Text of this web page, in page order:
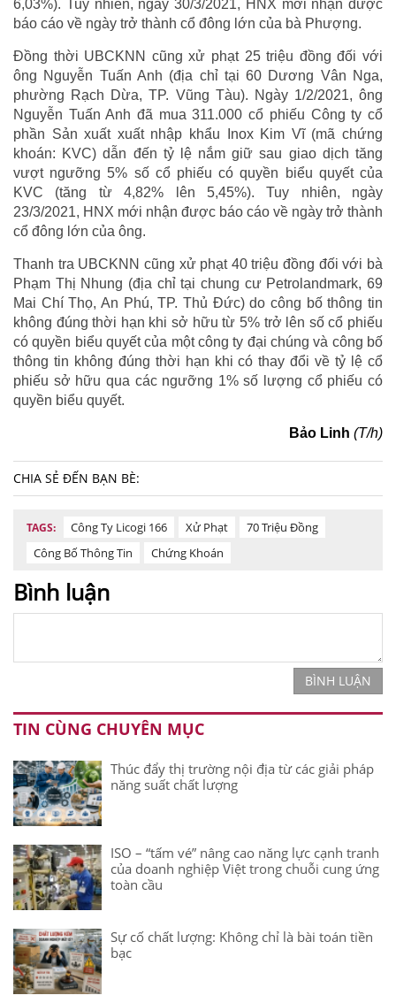
6,03%). Tuy nhiên, ngày 30/3/2021, HNX mới nhận được
báo cáo về ngày trở thành cổ đông lớn của bà Phượng.
Đồng thời UBCKNN cũng xử phạt 25 triệu đồng đối với
ông Nguyễn Tuấn Anh (địa chỉ tại 60 Dương Vân Nga,
phường Rạch Dừa, TP. Vũng Tàu). Ngày 1/2/2021, ông
Nguyễn Tuấn Anh đã mua 311.000 cổ phiếu Công ty cổ
phần Sản xuất xuất nhập khẩu Inox Kim Vĩ (mã chứng
khoán: KVC) dẫn đến tỷ lệ nắm giữ sau giao dịch tăng
vượt ngưỡng 5% số cổ phiếu có quyền biểu quyết của
KVC (tăng từ 4,82% lên 5,45%). Tuy nhiên, ngày
23/3/2021, HNX mới nhận được báo cáo về ngày trở thành
cổ đông lớn của ông.
Thanh tra UBCKNN cũng xử phạt 40 triệu đồng đối với bà
Phạm Thị Nhung (địa chỉ tại chung cư Petrolandmark, 69
Mai Chí Thọ, An Phú, TP. Thủ Đức) do công bố thông tin
không đúng thời hạn khi sở hữu từ 5% trở lên số cổ phiếu
có quyền biểu quyết của một công ty đại chúng và công bố
thông tin không đúng thời hạn khi có thay đổi về tỷ lệ cổ
phiếu sở hữu qua các ngưỡng 1% số lượng cổ phiếu có
quyền biểu quyết.
Bảo Linh (T/h)
CHIA SẺ ĐẾN BẠN BÈ:
TAGS: Công Ty Licogi 166 Xử Phạt
70 Triệu Đồng
Công Bố Thông Tin
Chứng Khoán
Bình luận
BÌNH LUẬN
TIN CÙNG CHUYÊN MỤC
Thúc đẩy thị trường nội địa từ các giải pháp
năng suất chất lượng
ISO – “tấm vé” nâng cao năng lực cạnh tranh
của doanh nghiệp Việt trong chuỗi cung ứng
toàn cầu
Sự cố chất lượng: Không chỉ là bài toán tiền
bạc